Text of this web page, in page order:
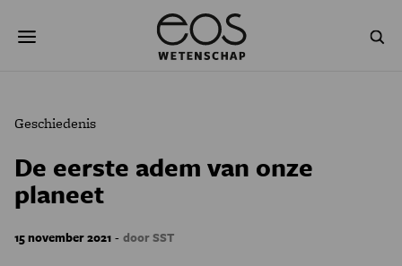
naar
NATUURWETENSCHAPPEN
PSYCHE & BREIN
Geschiedenis
De eerste adem van onze
planeet
15 november 2021 - door SST